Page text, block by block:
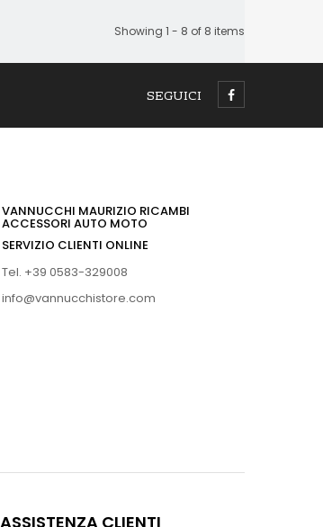
Showing 1 - 8 of 8 items
SEGUICI
VANNUCCHI MAURIZIO RICAMBI
ACCESSORI AUTO MOTO
SERVIZIO CLIENTI ONLINE
Tel. +39 0583-329008
info@vannucchistore.com
ASSISTENZA CLIENTI